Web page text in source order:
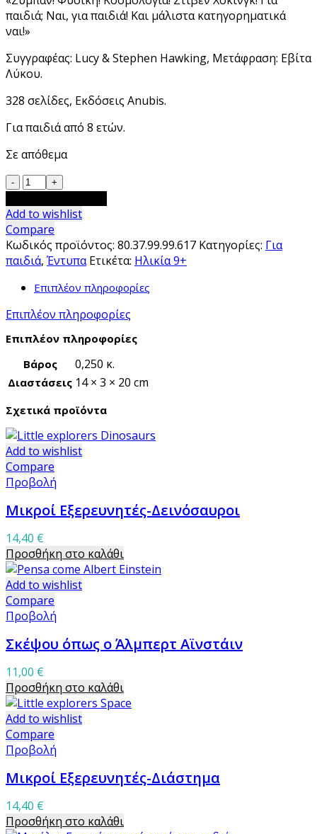
παιδιά; Ναι, για παιδιά! Και μάλιστα κατηγορηματικά
ναι!»
Συγγραφέας: Lucy & Stephen Hawking, Μετάφραση: Εβίτα
Λύκου.
328 σελίδες, Εκδόσεις Anubis.
Για παιδιά από 8 ετών.
Σε απόθεμα
Ο
Τζορτζ
και
ο
ανίκητος
κώδικας
Add to wishlist
Compare
Κωδικός προϊόντος: 80.37.99.99.617 Κατηγορίες: Για
παιδιά, Έντυπα Ετικέτα: Ηλικία 9+
Επιπλέον πληροφορίες
Επιπλέον πληροφορίες
Επιπλέον πληροφορίες
Βάρος
0,250 κ.
Διαστάσεις 14 × 3 × 20 cm
Σχετικά προϊόντα
Add to wishlist
Compare
Προβολή
Μικροί Εξερευνητές-Δεινόσαυροι
14,40 €
Προσθήκη στο καλάθι
Add to wishlist
Compare
Προβολή
Σκέψου όπως ο Άλμπερτ Αϊνστάιν
11,00 €
Προσθήκη στο καλάθι
Add to wishlist
Compare
Προβολή
Μικροί Εξερευνητές-Διάστημα
14,40 €
Προσθήκη στο καλάθι